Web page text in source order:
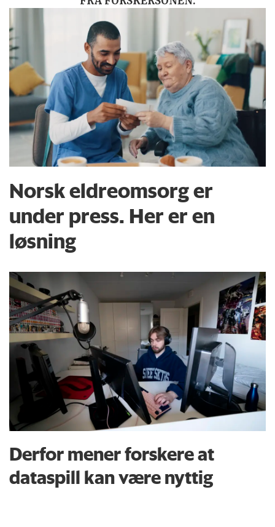
Norsk eldreomsorg er
under press. Her er en
løsning
Derfor mener forskere at
dataspill kan være nyttig